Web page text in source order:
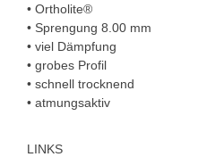
• Ortholite®
• Sprengung 8.00 mm
• viel Dämpfung
• grobes Profil
• schnell trocknend
• atmungsaktiv
LINKS